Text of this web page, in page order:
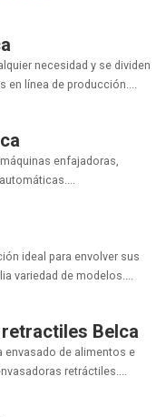
necesidad y se dividen
línea de producción....
enfajadoras,
ideal para envolver sus
variedad de modelos....
Belca
envasado de alimentos e
retráctiles....